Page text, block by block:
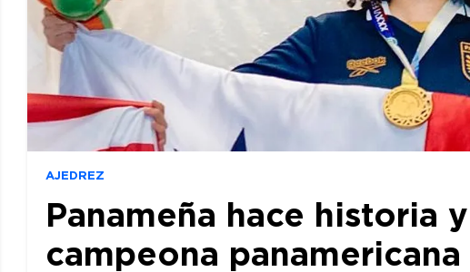
AJEDREZ
Panameña hace historia
campeona